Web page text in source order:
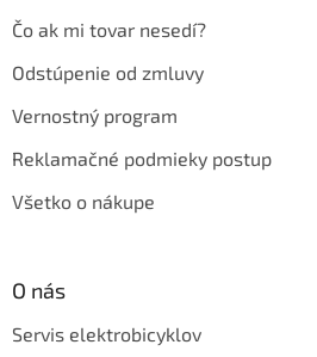
Čo ak mi tovar nesedí?
Odstúpenie od zmluvy
Vernostný program
Reklamačné podmieky postup
Všetko o nákupe
O nás
Servis elektrobicyklov